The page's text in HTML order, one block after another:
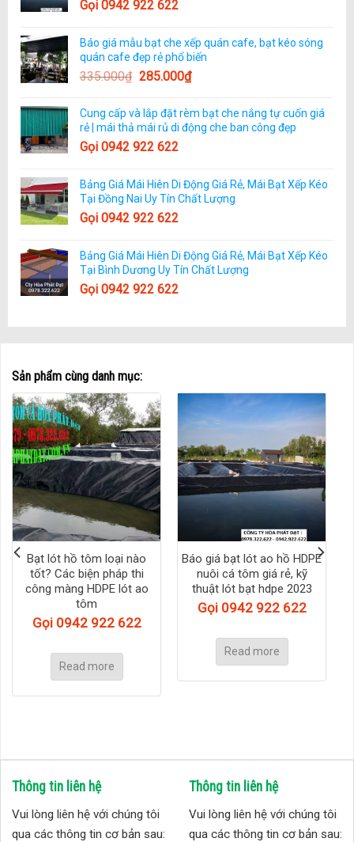
Gọi 0942 922 622
Báo giá mẫu bạt che xếp quán cafe, bạt kéo sóng
quán cafe đẹp rẻ phổ biến
335.000₫ 285.000₫
Cung cấp và lắp đặt rèm bạt che nắng tự cuốn giá
rẻ | mái thả mái rủ di động che ban công đẹp
Gọi 0942 922 622
Bảng Giá Mái Hiên Di Động Giá Rẻ, Mái Bạt Xếp Kéo
Tại Đồng Nai Uy Tín Chất Lượng
Gọi 0942 922 622
Bảng Giá Mái Hiên Di Động Giá Rẻ, Mái Bạt Xếp Kéo
Tại Bình Dương Uy Tín Chất Lượng
Gọi 0942 922 622
Sản phẩm cùng danh mục:
Bạt lót hồ tôm loại nào
tốt? Các biện pháp thi
công màng HDPE lót ao
tôm
Gọi 0942 922 622
Read more
Báo giá bạt lót ao hồ HDPE
nuôi cá tôm giá rẻ, kỹ
thuật lót bạt hdpe 2023
Gọi 0942 922 622
Read more
Thông tin liên hệ
Vui lòng liên hệ với chúng tôi
qua các thông tin cơ bản sau:
Thông tin liên hệ
Vui lòng liên hệ với chúng tôi
qua các thông tin cơ bản sau: